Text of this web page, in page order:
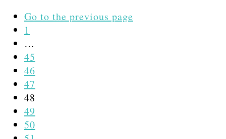
Go to the previous page
1
…
45
46
47
48
49
50